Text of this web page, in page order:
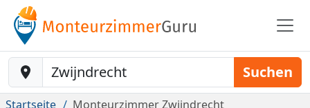
Baustelle-Location Suchen
Startseite Monteurzimmer Zwijndrecht